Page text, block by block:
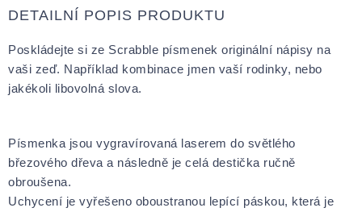
DETAILNÍ POPIS PRODUKTU
Poskládejte si ze Scrabble písmenek originální nápisy na
vaši zeď. Například kombinace jmen vaší rodinky, nebo
jakékoli libovolná slova.
Písmenka jsou vygravírovaná laserem do světlého
březového dřeva a následně je celá destička ručně
obroušena.
Uchycení je vyřešeno oboustranou lepící páskou, která je